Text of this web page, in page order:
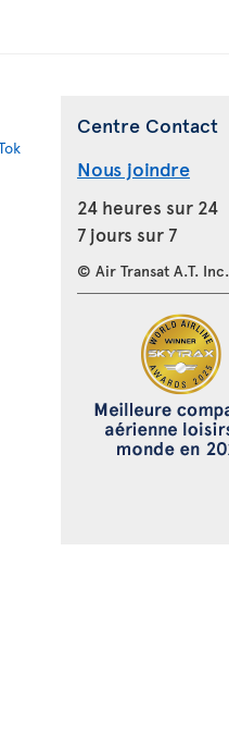
Centre Contact
Nous joindre
24 heures sur 24
7 jours sur 7
© Air Transat A.T. Inc.